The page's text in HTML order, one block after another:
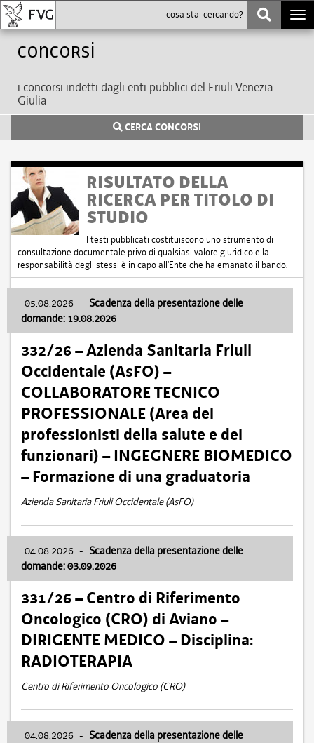
Concorsi
i concorsi indetti dagli enti pubblici del Friuli Venezia
Giulia
CERCA CONCORSI
RISULTATO DELLA
RICERCA PER TITOLO DI
STUDIO
I testi pubblicati costituiscono uno strumento di
consultazione documentale privo di qualsiasi valore giuridico e la
responsabilità degli stessi è in capo all'Ente che ha emanato il bando.
05.08.2026 - Scadenza della presentazione delle
domande: 19.08.2026
332/26 – Azienda Sanitaria Friuli
Occidentale (AsFO) –
COLLABORATORE TECNICO
PROFESSIONALE (Area dei
professionisti della salute e dei
funzionari) – INGEGNERE BIOMEDICO
– Formazione di una graduatoria
Azienda Sanitaria Friuli Occidentale (AsFO)
04.08.2026 - Scadenza della presentazione delle
domande: 03.09.2026
331/26 – Centro di Riferimento
Oncologico (CRO) di Aviano –
DIRIGENTE MEDICO – Disciplina:
RADIOTERAPIA
Centro di Riferimento Oncologico (CRO)
04.08.2026 - Scadenza della presentazione delle